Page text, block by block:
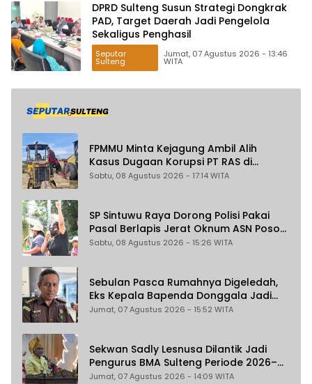
DPRD Sulteng Susun Strategi Dongkrak
PAD, Target Daerah Jadi Pengelola
Sekaligus Penghasil
Seputar
Sulteng
Jumat, 07 Agustus 2026 - 13:46
WITA
FPMMU Minta Kejagung Ambil Alih
Kasus Dugaan Korupsi PT RAS di
Morowali Utara
Sabtu, 08 Agustus 2026 - 17:14 WITA
SP Sintuwu Raya Dorong Polisi Pakai
Pasal Berlapis Jerat Oknum ASN Poso
Terlibat Dugaan Pelecehan Seksual
Sabtu, 08 Agustus 2026 - 15:26 WITA
Sebulan Pasca Rumahnya Digeledah,
Eks Kepala Bapenda Donggala Jadi
Tersangka Dugaan Korupsi
Jumat, 07 Agustus 2026 - 15:52 WITA
Sekwan Sadly Lesnusa Dilantik Jadi
Pengurus BMA Sulteng Periode 2026–
2031
Jumat, 07 Agustus 2026 - 14:09 WITA